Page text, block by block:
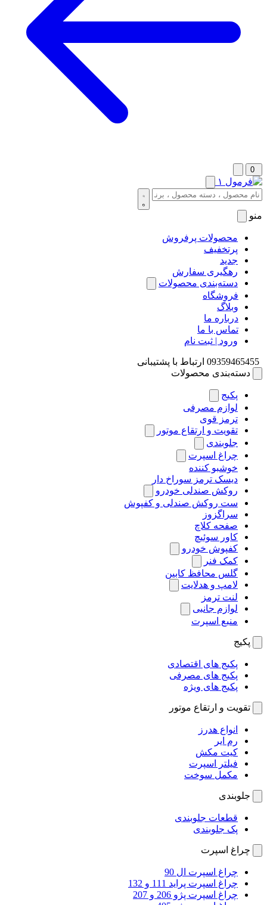
0
منو
محصولات پرفروش
پرتخفیف
جدید
رهگیری سفارش
دسته‌بندی محصولات
فروشگاه
وبلاگ
درباره ما
تماس با ما
ورود | ثبت نام
09359465455 ارتباط با پشتیبانی
دسته‌بندی محصولات
پکیج
لوازم مصرفی
ترمز قوی
تقویت و ارتقاع موتور
جلوبندی
چراغ اسپرت
خوشبو کننده
دیسک ترمز سوراخ دار
روکش صندلی خودرو
ست روکش صندلی و کفپوش
سراگزوز
صفحه کلاچ
کاور سوئیچ
کفپوش خودرو
کمک فنر
گلس محافظ کابین
لامپ و هدلایت
لنت ترمز
لوازم جانبی
منبع اسپرت
پکیج
پکیج های اقتصادی
پکیج های مصرفی
پکیج های ویژه
تقویت و ارتقاع موتور
انواع هدرز
رم ایر
کیت مکش
فیلتر اسپرت
مکمل سوخت
جلوبندی
قطعات جلوبندی
پک جلوبندی
چراغ اسپرت
چراغ اسپرت ال 90
چراغ اسپرت پراید 111 و 132
چراغ اسپرت پژو 206 و 207